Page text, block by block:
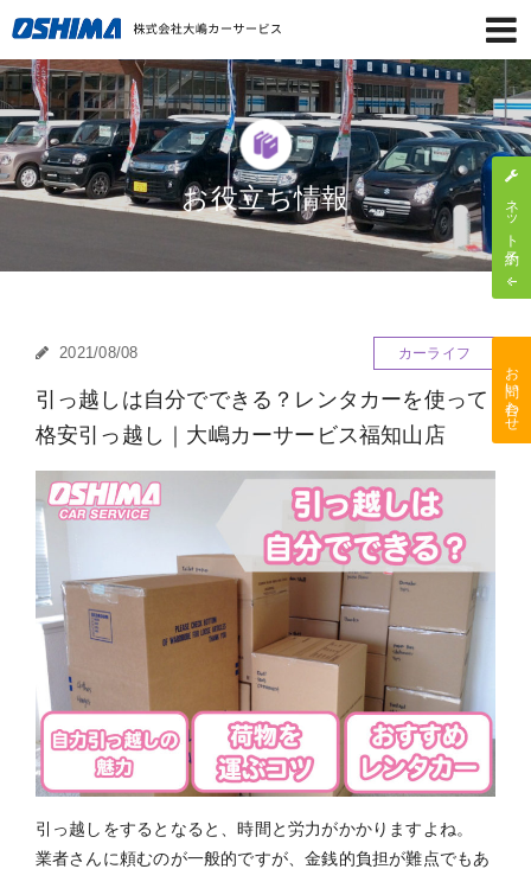
お役立ち情報
2021/08/08 カーライフ
引っ越しは自分でできる？レンタカーを使って
格安引っ越し｜大嶋カーサービス福知山店
引っ越しをするとなると、時間と労力がかかりますよね。
業者さんに頼むのが一般的ですが、金銭的負担が難点でもあ
ネット予約
お問い合わせ